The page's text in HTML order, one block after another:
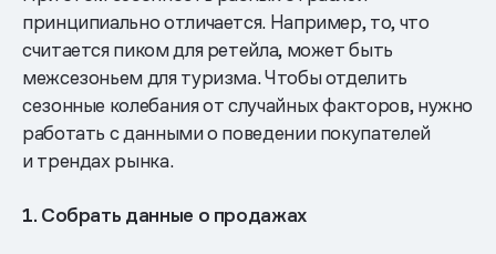
принципиально отличается. Например, то, что
считается пиком для ретейла, может быть
межсезоньем для туризма. Чтобы отделить
сезонные колебания от случайных факторов, нужно
работать с данными о поведении покупателей
и трендах рынка.
1. Собрать данные о продажах